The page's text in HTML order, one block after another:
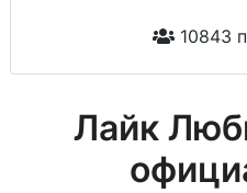
10843
Лайк